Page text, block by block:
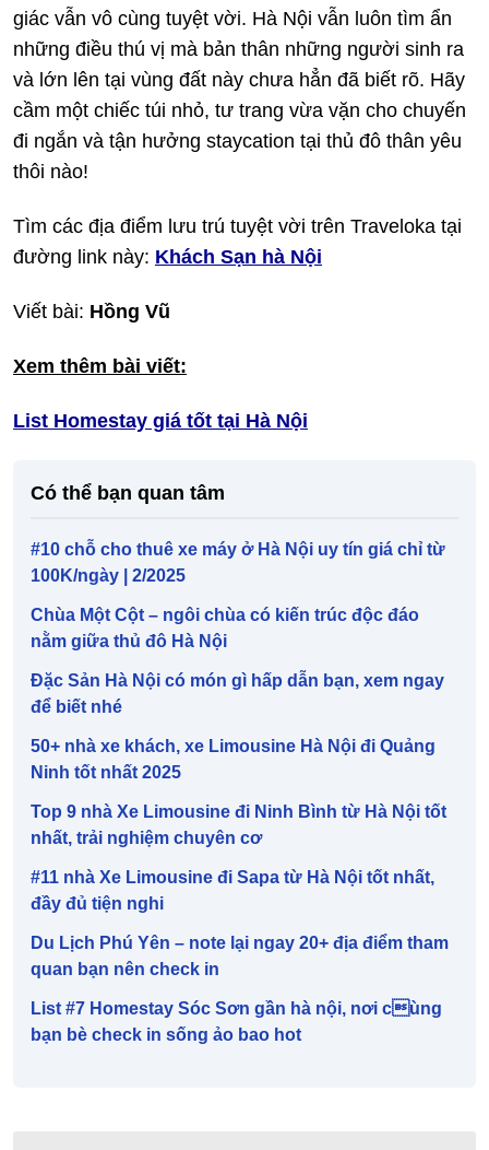
giác vẫn vô cùng tuyệt vời. Hà Nội vẫn luôn tìm ẩn
những điều thú vị mà bản thân những người sinh ra
và lớn lên tại vùng đất này chưa hẳn đã biết rõ. Hãy
cầm một chiếc túi nhỏ, tư trang vừa vặn cho chuyến
đi ngắn và tận hưởng staycation tại thủ đô thân yêu
thôi nào!
Tìm các địa điểm lưu trú tuyệt vời trên Traveloka tại
đường link này: Khách Sạn hà Nội
Viết bài: Hồng Vũ
Xem thêm bài viết:
List Homestay giá tốt tại Hà Nội
Có thể bạn quan tâm
#10 chỗ cho thuê xe máy ở Hà Nội uy tín giá chỉ từ
100K/ngày | 2/2025
Chùa Một Cột – ngôi chùa có kiến trúc độc đáo
nằm giữa thủ đô Hà Nội
Đặc Sản Hà Nội có món gì hấp dẫn bạn, xem ngay
để biết nhé
50+ nhà xe khách, xe Limousine Hà Nội đi Quảng
Ninh tốt nhất 2025
Top 9 nhà Xe Limousine đi Ninh Bình từ Hà Nội tốt
nhất, trải nghiệm chuyên cơ
#11 nhà Xe Limousine đi Sapa từ Hà Nội tốt nhất,
đầy đủ tiện nghi
Du Lịch Phú Yên – note lại ngay 20+ địa điểm tham
quan bạn nên check in
List #7 Homestay Sóc Sơn gần hà nội, nơi cùng
bạn bè check in sống ảo bao hot